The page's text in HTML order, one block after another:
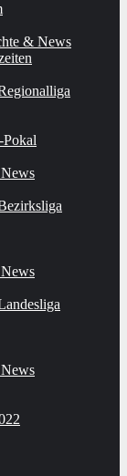
& News